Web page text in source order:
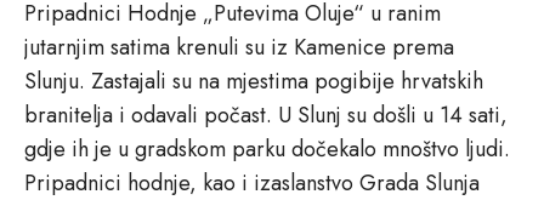
Pripadnici Hodnje „Putevima Oluje“ u ranim
jutarnjim satima krenuli su iz Kamenice prema
Slunju. Zastajali su na mjestima pogibije hrvatskih
branitelja i odavali počast. U Slunj su došli u 14 sati,
gdje ih je u gradskom parku dočekalo mnoštvo ljudi.
Pripadnici hodnje, kao i izaslanstvo Grada Slunja